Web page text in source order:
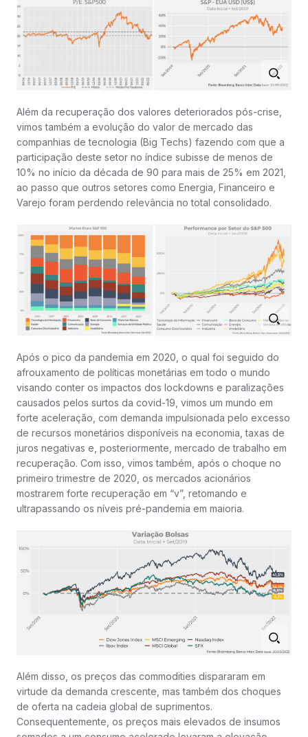
Além da recuperação dos valores deteriorados pós-crise,
vimos também a evolução do valor de mercado das
companhias de tecnologia (Big Techs) fazendo com que a
participação deste setor no índice subisse de menos de
10% no início da década de 90 para mais de 25% em 2021,
ao passo que outros setores como Energia, Financeiro e
Varejo foram perdendo relevância no total consolidado.
Após o pico da pandemia em 2020, o qual foi seguido do
afrouxamento de políticas monetárias em todo o mundo
visando conter os impactos dos lockdowns e paralizações
causados pelos surtos da covid-19, vimos um mundo em
forte aceleração, com demanda impulsionada pelo excesso
de recursos monetários disponíveis na economia, taxas de
juros negativas e, posteriormente, mercado de trabalho em
recuperação. Com isso, vimos também, após o choque no
primeiro trimestre de 2020, os mercados acionários
mostrarem forte recuperação em “v”, retomando e
ultrapassando os níveis pré-pandemia em maioria.
Além disso, os preços das commodities dispararam em
virtude da demanda crescente, mas também dos choques
de oferta na cadeia global de suprimentos.
Consequentemente, os preços mais elevados de insumos